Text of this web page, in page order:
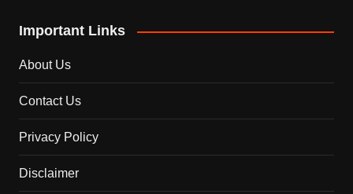
Important Links
About Us
Contact Us
Privacy Policy
Disclaimer